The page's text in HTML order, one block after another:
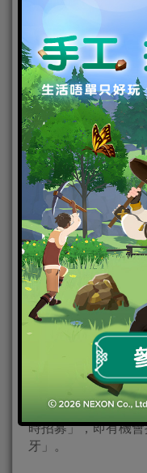
(圖說) 《一拳超人：
水岩碎拳一代宗師
《一拳超人：最強之
牙」限時招募復刻
【活動1】「S級英
 活動時間：
 活動內容：凡於
時招募」，即有機
牙」。